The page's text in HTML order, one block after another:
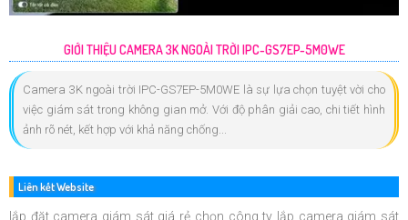
GIỚI THIỆU CAMERA 3K NGOÀI TRỜI IPC-GS7EP-5M0WE
Camera 3K ngoài trời IPC-GS7EP-5M0WE là sự lựa chọn tuyệt vời cho
việc giám sát trong không gian mở. Với độ phân giải cao, chi tiết hình
ảnh rõ nét, kết hợp với khả năng chống...
Liên kết Website
lắp đặt camera giám sát giá rẻ chọn công ty lắp camera giám sát